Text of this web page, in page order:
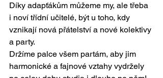
Díky adapťákům můžeme my, ale třeba
i noví třídní učitelé, být u toho, kdy
vznikají nová přátelství a nové kolektivy
a party.
Držíme palce všem partám, aby jim
harmonické a fajnové vztahy vydržely